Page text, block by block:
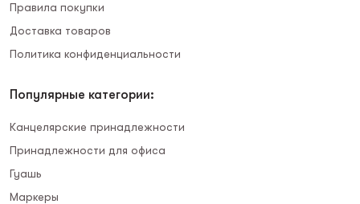
Правила покупки
Доставка товаров
Политика конфиденциальности
Популярные категории:
Канцелярские принадлежности
Принадлежности для офиса
Гуашь
Маркеры